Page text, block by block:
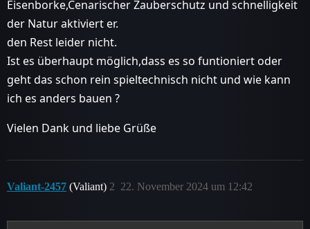
Eisenborke,Cenarischer Zauberschutz und schnelligkeit
der Natur aktiviert er.
den Rest leider nicht.
Ist es überhaupt möglich,dass es so funtioniert oder
geht das schon rein spieltechnisch nicht und wie kann
ich es anders bauen ?
Vielen Dank und liebe Grüße
Valiant-2457 (Valiant) 22. November 2024 um 12:42
2